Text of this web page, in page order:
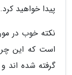
پیدا خواهید کرد.
است که این
گرفته شده اند